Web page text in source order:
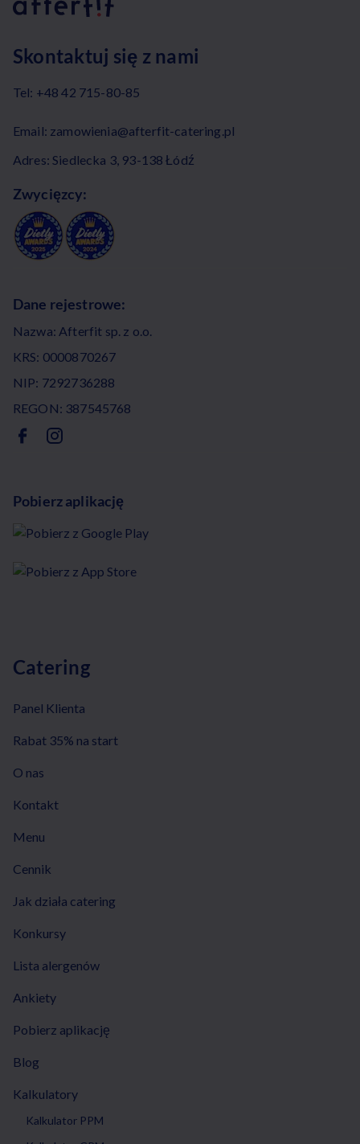
Skontaktuj się z nami
Tel: +48 42 715-80-85
Email: zamowienia@afterfit-catering.pl
Adres: Siedlecka 3, 93-138 Łódź
Zwycięzcy:
Dane rejestrowe:
Nazwa: Afterfit sp. z o.o.
KRS: 0000870267
NIP: 7292736288
REGON: 387545768
Pobierz aplikację
Catering
Panel Klienta
Rabat 35% na start
O nas
Kontakt
Menu
Cennik
Jak działa catering
Konkursy
Lista alergenów
Ankiety
Pobierz aplikację
Blog
Kalkulatory
Kalkulator PPM